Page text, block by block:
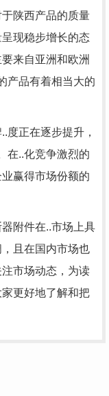
陕西产品的质量
现稳步增长的态
来自亚洲和欧洲
产品有着相当大的
度正在逐步提升，
在..化竞争激烈的
赢得市场份额的
附件在..市场上具
且在国内市场也
市场动态，为读
更好地了解和把